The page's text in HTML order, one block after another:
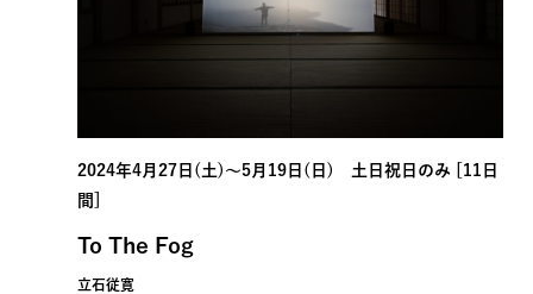
2024年4月27日(土)〜5月19日(日) 土日祝日のみ [11日
間]
To The Fog
立石従寛